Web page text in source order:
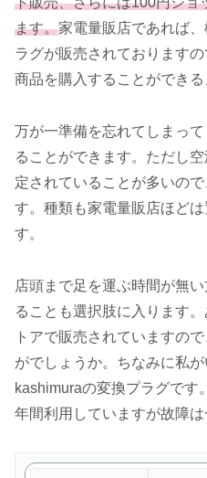
ます。家電量販店であれば
ラグが販売されております
商品を購入することができる
万が一準備を忘れてしまっ
ることができます。ただし
定されていることが多いの
す。種類も家電量販店ほど
す。
店頭まで足を運ぶ時間が無
ることも選択肢に入ります
トアで販売されていますの
がでしょうか。ちなみに私
kashimuraの変換プラグです
年間利用していますが故障は